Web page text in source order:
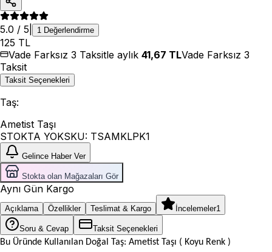
5.0 / 5 1 Değerlendirme
125 TL
Vade Farksız 3 Taksitle aylık 41,67 TLVade Farksız 3
Taksit
Taksit Seçenekleri
Taş:
Ametist Taşı
STOKTA YOKSKU: TSAMKLPK1
Gelince Haber Ver
Stokta olan Mağazaları Gör
Aynı Gün Kargo
Açıklama Özellikler Teslimat & Kargo İncelemeler1
Soru & Cevap Taksit Seçenekleri
Bu Üründe Kullanılan Doğal Taş: Ametist Taşı ( Koyu Renk )